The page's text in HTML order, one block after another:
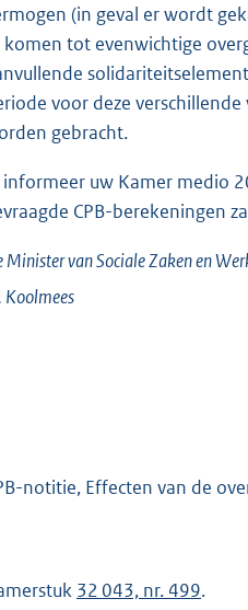
(in geval er wordt
tot evenwichtige
voor deze
gebracht.
informeer uw Kamer medio
CPB-berekeningen
Minister van Sociale Zaken en
Koolmees
notitie, Effecten van de
32 043, nr. 499.